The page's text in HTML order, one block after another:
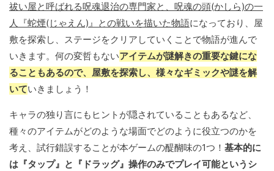
祓い屋と呼ばれる呪魂退治の専門家と、呪魂の頭(かしら)の一
人『蛇煙(じゃえん)』との戦いを描いた物語になっており、屋
敷を探索し、ステージをクリアしていくことで物語が進んで
いきます。何の変哲もないアイテムが謎解きの重要な鍵にな
ることもあるので、屋敷を探索し、様々なギミックや謎を解
いていきましょう！
キャラの独り言にもヒントが隠されていることもあるなど、
種々のアイテムがどのような場面でどのように役立つのかを
考え、試行錯誤することが本ゲームの醍醐味の1つ！ 基本的に
は『タップ』と『ドラッグ』操作のみでプレイ可能というシ